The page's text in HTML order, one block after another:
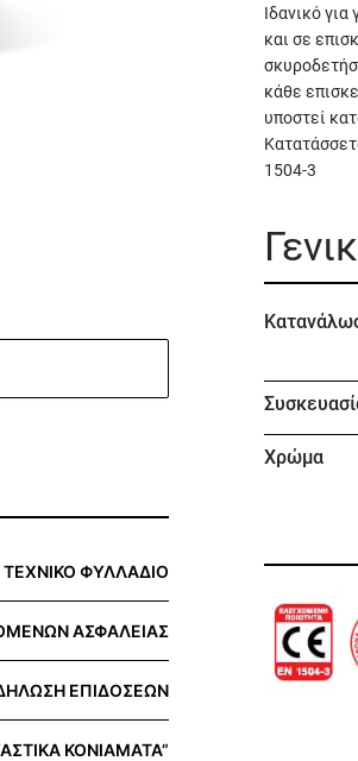
ΤΕΧΝΙΚΟ ΦΥΛΛΑΔΙΟ
ΑΣΦΑΛΕΙΑΣ
ΕΠΙΔΟΣΕΩΝ
ΚΟΝΙΑΜΑΤΑ”
Ιδανικό
και σε
κάθε
υποστεί
1504-3
Χρώμα